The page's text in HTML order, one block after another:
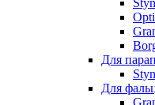
Для
Для